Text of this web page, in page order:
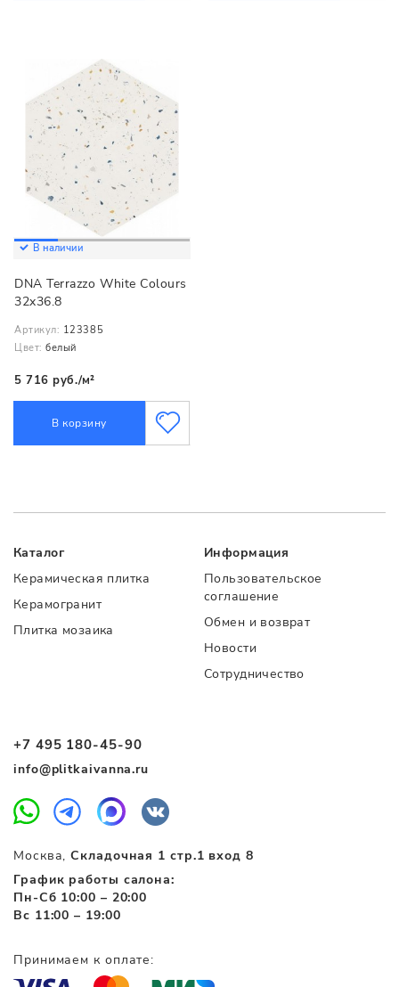
В наличии
DNA Terrazzo White Colours
32x36.8
Артикул: 123385
Цвет: белый
5 716 руб./м²
В корзину
+7 495 180-45-90
info@plitkaivanna.ru
Москва,Складочная 1 стр.1 вход 8
График работы салона:
Пн-Сб 10:00 – 20:00
Вс 11:00 – 19:00
Каталог
Керамическая плитка
Керамогранит
Плитка мозаика
Информация
Пользовательское
соглашение
Обмен и возврат
Новости
Сотрудничество
Принимаем к оплате: